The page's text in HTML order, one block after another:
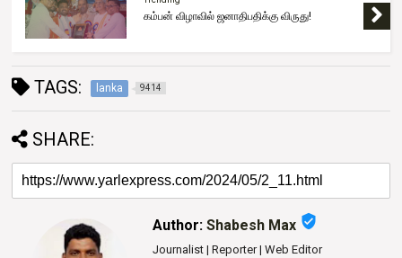
கம்பன் விழாவில் ஜனாதிபதிக்கு விருது!
TAGS: lanka 9414
SHARE:
Author:Shabesh Max verified_user
Journalist | Reporter | Web Editor